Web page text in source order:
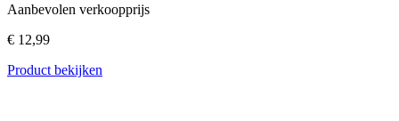
Aanbevolen verkoopprijs
€ 12,99
Product bekijken